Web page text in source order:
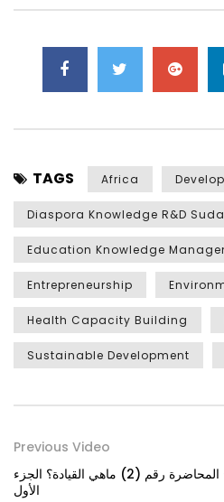
TAGS Africa
Diaspora Knowledge R&D
Education Knowledge
Entrepreneurship
Health Capacity Building
Sustainable Development
Previous Video
تحويل الشباب لقادة المستقبل – المحاضرة رقم (2) ماهي القيادة؟ الجزء
الأول